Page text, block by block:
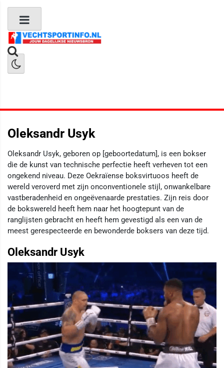
Oleksandr Usyk
Oleksandr Usyk, geboren op [geboortedatum], is een bokser
die de kunst van technische perfectie heeft verheven tot een
ongekend niveau. Deze Oekraïense boksvirtuoos heeft de
wereld veroverd met zijn onconventionele stijl, onwankelbare
vastberadenheid en ongeëvenaarde prestaties. Zijn reis door
de bokswereld heeft hem naar het hoogtepunt van de
ranglijsten gebracht en heeft hem gevestigd als een van de
meest gerespecteerde en bewonderde boksers van deze tijd.
Oleksandr Usyk